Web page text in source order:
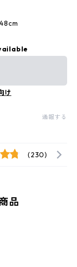
け
通報する
(230)
品